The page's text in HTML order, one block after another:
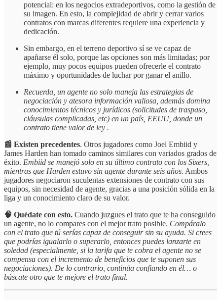
potencial: en los negocios extradeportivos, como la gestión de
su imagen. En esto, la complejidad de abrir y cerrar varios
contratos con marcas diferentes requiere una experiencia y
dedicación.
Sin embargo, en el terreno deportivo sí se ve capaz de
apañarse él solo, porque las opciones son más limitadas; por
ejemplo, muy pocos equipos pueden ofrecerle el contrato
máximo y oportunidades de luchar por ganar el anillo.
Recuerda, un agente no solo maneja las estrategias de
negociación y atesora información valiosa, además domina
conocimientos técnicos y jurídicos (solicitudes de traspaso,
cláusulas complicadas, etc) en un país, EEUU, donde un
contrato tiene valor de ley .
📰 Existen precedentes. Otros jugadores como Joel Embiid y
James Harden han tomado caminos similares con variados grados de
éxito. Embiid se manejó solo en su último contrato con los Sixers,
mientras que Harden estuvo sin agente durante seis años. Ambos
jugadores negociaron suculentas extensiones de contrato con sus
equipos, sin necesidad de agente, gracias a una posición sólida en la
liga y un conocimiento claro de su valor.
🧠 Quédate con esto. Cuando juzgues el trato que te ha conseguido
un agente, no lo compares con el mejor trato posible. Compáralo
con el trato que tú serías capaz de conseguir sin su ayuda. Si crees
que podrías igualarlo o superarlo, entonces puedes lanzarte en
soledad (especialmente, si la tarifa que te cobra el agente no se
compensa con el incremento de beneficios que te suponen sus
negociaciones). De lo contrario, continúa confiando en él… o
búscate otro que te mejore el trato final.